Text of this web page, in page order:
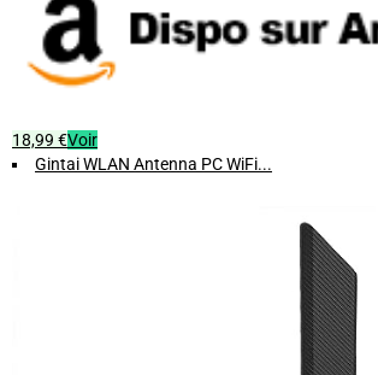
18,99 €Voir
Gintai WLAN Antenna PC WiFi...